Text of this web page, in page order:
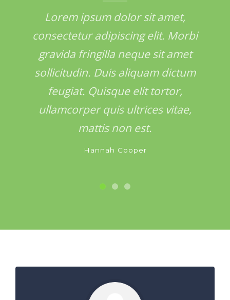
Lorem ipsum dolor sit amet,
consectetur adipiscing elit. Morbi
gravida fringilla neque sit amet
sollicitudin. Duis aliquam dictum
feugiat. Quisque elit tortor,
ullamcorper quis ultrices vitae,
mattis non est.
Hannah Cooper
Lorem ipsum dolor sit amet,
consectetur adipiscing elit. Morbi
gravida fringilla neque sit amet
sollicitudin. Duis aliquam dictum
feugiat. Quisque elit tortor,
ullamcorper quis ultrices vitae,
mattis non est.
Peter Anderson